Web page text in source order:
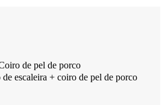
de pel de porco
escaleira + coiro de pel de porco